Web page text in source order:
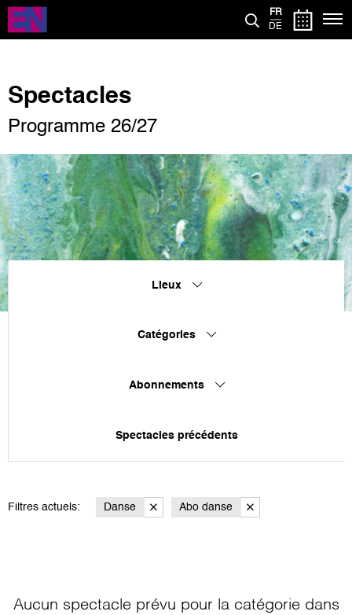
Aller
contenu
FR
DE
Spectacles
Programme 26/27
Lieux
Catégories
Abonnements
Spectacles précédents
Filtres actuels: Danse Abo danse
Aucun spectacle prévu pour la catégorie dans